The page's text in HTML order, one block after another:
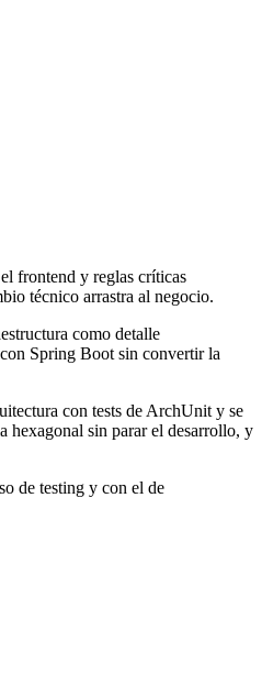
frontend y reglas críticas
técnico arrastra al negocio.
como detalle
Spring Boot sin convertir la
con tests de ArchUnit y se
hexagonal sin parar el desarrollo, y
de testing y con el de